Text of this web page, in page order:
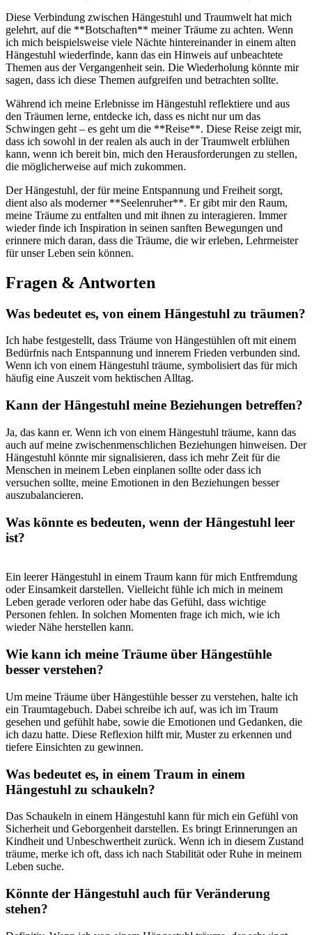
Diese Verbindung zwischen Hängestuhl und Traumwelt ‌hat mich‌
gelehrt, auf die **Botschaften** meiner Träume zu achten. Wenn
ich mich beispielsweise ‍viele Nächte hintereinander in einem alten
Hängestuhl wiederfinde, kann das ein Hinweis auf ⁤unbeachtete
Themen aus der Vergangenheit sein. ‌Die Wiederholung könnte mir
sagen, dass ⁣ich diese Themen aufgreifen und betrachten sollte.
Während ich meine Erlebnisse‌ im‍ Hängestuhl reflektiere und aus
den Träumen lerne, entdecke ich, dass es nicht nur um das
Schwingen geht – es geht um die **Reise**. Diese Reise zeigt mir,
dass ich sowohl in der realen als auch in der Traumwelt erblühen
kann, wenn ich⁤ bereit bin, mich den Herausforderungen zu ⁢stellen,
die möglicherweise auf mich zukommen.
Der Hängestuhl,⁤ der für meine Entspannung⁣ und Freiheit sorgt,
dient also als ⁢moderner **Seelenruher**. Er gibt mir den Raum,
meine Träume zu entfalten und mit ihnen zu interagieren. Immer
wieder finde ich Inspiration in seinen sanften Bewegungen und
erinnere mich daran, dass die Träume, die wir erleben, Lehrmeister
für unser Leben sein können.
Fragen & Antworten
Was bedeutet es, von ​einem Hängestuhl zu träumen?
Ich habe ‌festgestellt, dass Träume⁤ von Hängestühlen oft mit einem
Bedürfnis ​nach ‌Entspannung und⁢ innerem Frieden verbunden ‌sind.
Wenn ich‌ von einem⁢ Hängestuhl träume, symbolisiert‌ das für mich
häufig eine ⁤Auszeit vom hektischen Alltag.
Kann der Hängestuhl meine ⁣Beziehungen betreffen?
Ja, das kann er. Wenn ich von einem Hängestuhl träume, kann das
auch auf meine zwischenmenschlichen​ Beziehungen hinweisen. Der
Hängestuhl ‌könnte mir signalisieren, ‍dass ich​ mehr Zeit für die
Menschen in meinem Leben einplanen sollte oder dass ich
versuchen sollte, meine Emotionen in den Beziehungen besser⁢
auszubalancieren.
Was könnte ⁤es bedeuten, wenn der Hängestuhl leer
ist?
Ein leerer Hängestuhl in​ einem Traum kann für mich Entfremdung
oder ​Einsamkeit⁣ darstellen. Vielleicht fühle⁤ ich ⁣mich in meinem
Leben gerade⁤ verloren oder habe das Gefühl, dass wichtige
Personen fehlen. In solchen Momenten frage ich mich, wie ich
wieder Nähe herstellen kann.
Wie‍ kann ich meine Träume über Hängestühle
besser verstehen?
Um meine Träume über⁢ Hängestühle besser ⁣zu verstehen, halte ich
ein Traumtagebuch. Dabei schreibe ich auf, was ich im Traum
gesehen und gefühlt habe, sowie die‌ Emotionen und Gedanken, die ​
ich dazu⁢ hatte. Diese Reflexion hilft mir, Muster zu erkennen und
tiefere Einsichten zu gewinnen.
Was bedeutet es, ⁤in einem Traum in einem
Hängestuhl zu schaukeln?
Das Schaukeln in⁣ einem Hängestuhl kann für mich ein Gefühl von
Sicherheit und Geborgenheit darstellen.⁣ Es bringt Erinnerungen an⁢
Kindheit ​und Unbeschwertheit zurück. Wenn ich in diesem Zustand
träume, merke ich oft, ‌dass ich ⁢nach Stabilität⁤ oder Ruhe in meinem
Leben suche.
Könnte der Hängestuhl auch für Veränderung
stehen?